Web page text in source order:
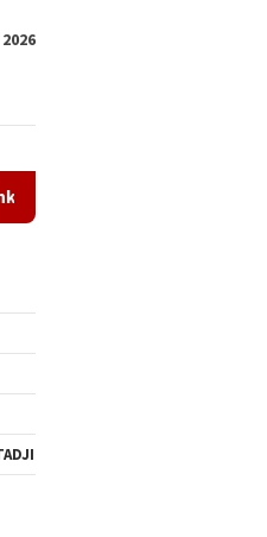
Perbaikan Jalan
Sehat, Dppkb
Percepat Upaya
Stunting